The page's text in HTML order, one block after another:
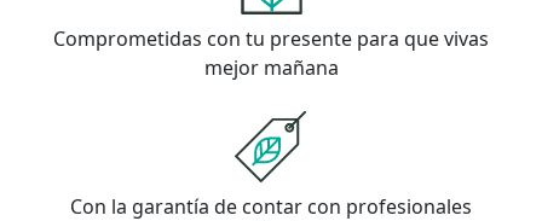
Comprometidas con tu presente para que vivas
mejor mañana
Con la garantía de contar con profesionales